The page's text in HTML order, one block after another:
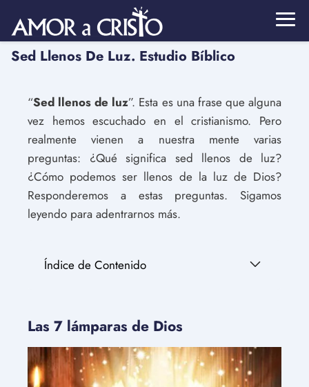
Sed Llenos De Luz. Estudio Bíblico
“Sed llenos de luz”. Esta es una frase que alguna
vez hemos escuchado en el cristianismo. Pero
realmente vienen a nuestra mente varias
preguntas: ¿Qué significa sed llenos de luz?
¿Cómo podemos ser llenos de la luz de Dios?
Responderemos a estas preguntas. Sigamos
leyendo para adentrarnos más.
Índice de Contenido
Las 7 lámparas de Dios